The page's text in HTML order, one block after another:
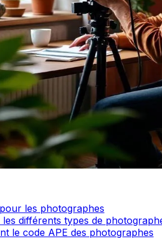
les photographes
différents types de
le code APE des photographes